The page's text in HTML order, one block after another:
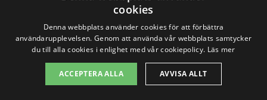
Få 3 erbjudanden, gratis och utan
förpliktelser
cookies
Denna webbplats använder cookies för att förbättra
användarupplevelsen. Genom att använda vår webbplats samtycker
du till alla cookies i enlighet med vår cookiepolicy. Läs mer
ACCEPTERA ALLA AVVISA ALLT